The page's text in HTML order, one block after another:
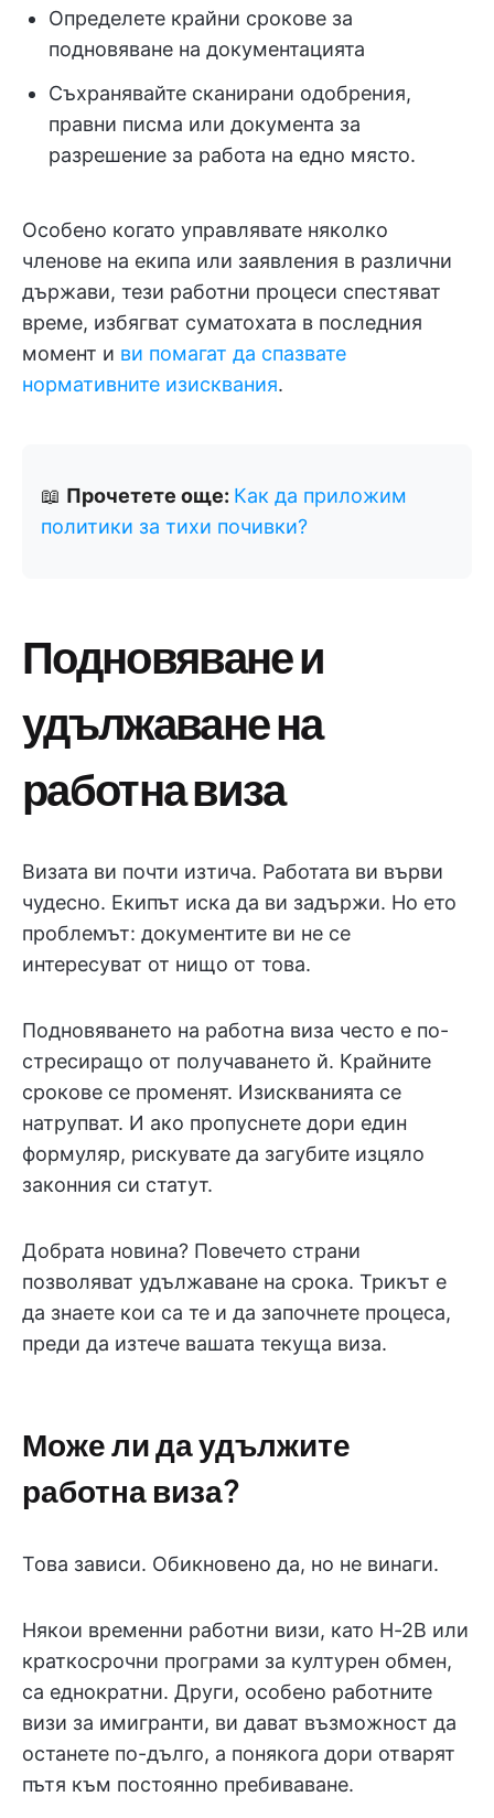
Определете крайни срокове за
подновяване на документацията
Съхранявайте сканирани одобрения,
правни писма или документа за
разрешение за работа на едно място.
Особено когато управлявате няколко
членове на екипа или заявления в различни
държави, тези работни процеси спестяват
време, избягват суматохата в последния
момент и ви помагат да спазвате
нормативните изисквания.
📖 Прочетете още: Как да приложим
политики за тихи почивки?
Подновяване и
удължаване на
работна виза
Визата ви почти изтича. Работата ви върви
чудесно. Екипът иска да ви задържи. Но ето
проблемът: документите ви не се
интересуват от нищо от това.
Подновяването на работна виза често е по-
стресиращо от получаването й. Крайните
срокове се променят. Изискванията се
натрупват. И ако пропуснете дори един
формуляр, рискувате да загубите изцяло
законния си статут.
Добрата новина? Повечето страни
позволяват удължаване на срока. Трикът е
да знаете кои са те и да започнете процеса,
преди да изтече вашата текуща виза.
Може ли да удължите
работна виза?
Това зависи. Обикновено да, но не винаги.
Някои временни работни визи, като H-2B или
краткосрочни програми за културен обмен,
са еднократни. Други, особено работните
визи за имигранти, ви дават възможност да
останете по-дълго, а понякога дори отварят
пътя към постоянно пребиваване.